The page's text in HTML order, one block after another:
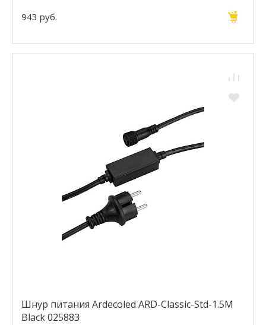
943 руб.
Шнур питания Ardecoled ARD-Classic-Std-1.5M
Black 025883